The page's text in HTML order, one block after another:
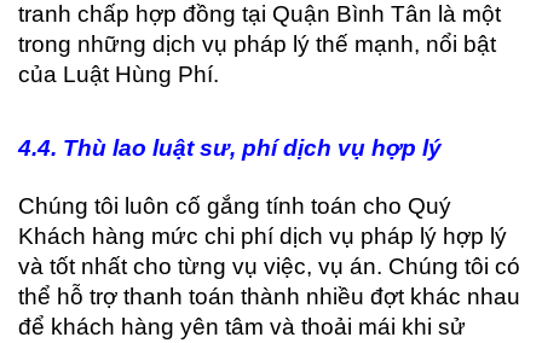
tranh chấp hợp đồng tại Quận Bình Tân là một
trong những dịch vụ pháp lý thế mạnh, nổi bật
của Luật Hùng Phí.
4.4. Thù lao luật sư, phí dịch vụ hợp lý
Chúng tôi luôn cố gắng tính toán cho Quý
Khách hàng mức chi phí dịch vụ pháp lý hợp lý
và tốt nhất cho từng vụ việc, vụ án. Chúng tôi có
thể hỗ trợ thanh toán thành nhiều đợt khác nhau
để khách hàng yên tâm và thoải mái khi sử